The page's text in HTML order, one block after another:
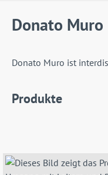
Donato Muro
Donato Muro ist
Produkte